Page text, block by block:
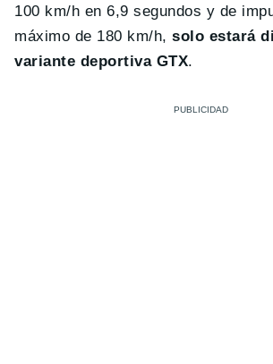
100 km/h en 6,9 segundos y de
máximo de 180 km/h,solo estará
variante deportiva GTX.